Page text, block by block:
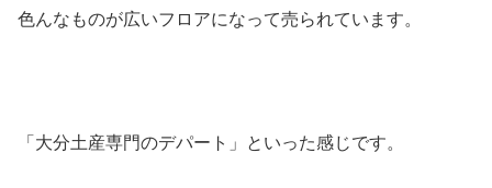
色んなものが広いフロアになって売られています。
「大分土産専門のデパート」といった感じです。